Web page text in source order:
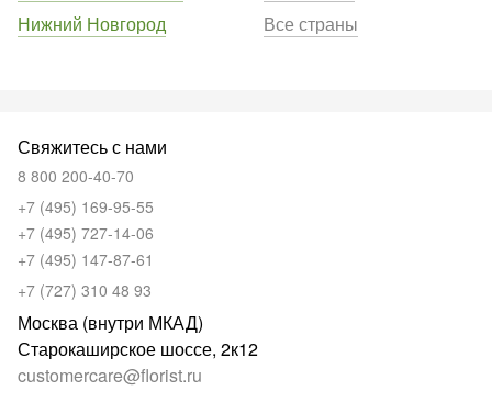
Нижний Новгород
Все страны
Свяжитесь с нами
8 800 200-40-70
+7 (495) 169-95-55
+7 (495) 727-14-06
+7 (495) 147-87-61
+7 (727) 310 48 93
Москва (внутри МКАД)
Старокаширское шоссе, 2к12
customercare@florist.ru